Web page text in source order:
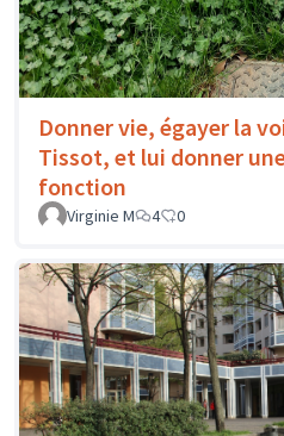
Donner vie, égayer la
Tissot, et lui donner
fonction
Virginie M 4 0